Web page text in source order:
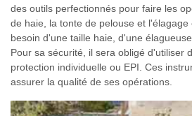
des outils perfectionnés pour faire les
de haie, la tonte de pelouse et
besoin d'une taille haie, d'une
Pour sa sécurité, il sera obligé d'utiliser
protection individuelle ou EPI. Ces
assurer la qualité de ses opérations.